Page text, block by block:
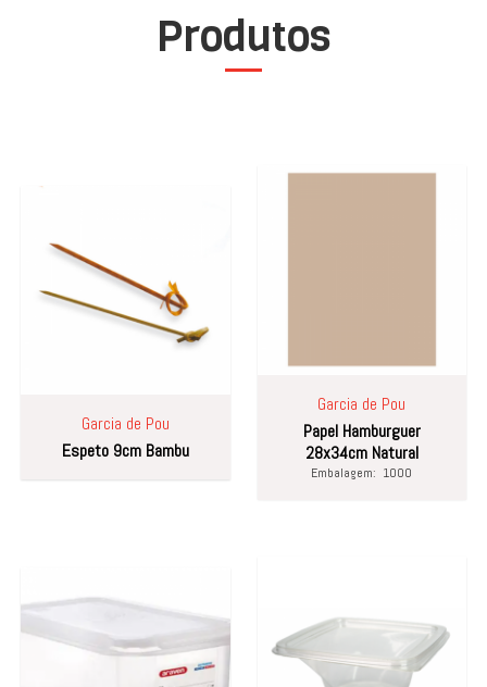
Produtos
Garcia de Pou
Espeto 9cm Bambu
Garcia de Pou
Papel Hamburguer
28x34cm Natural
Embalagem: 1000